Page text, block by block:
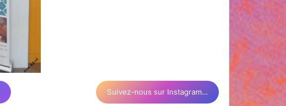
Suivez-nous sur Instagram…